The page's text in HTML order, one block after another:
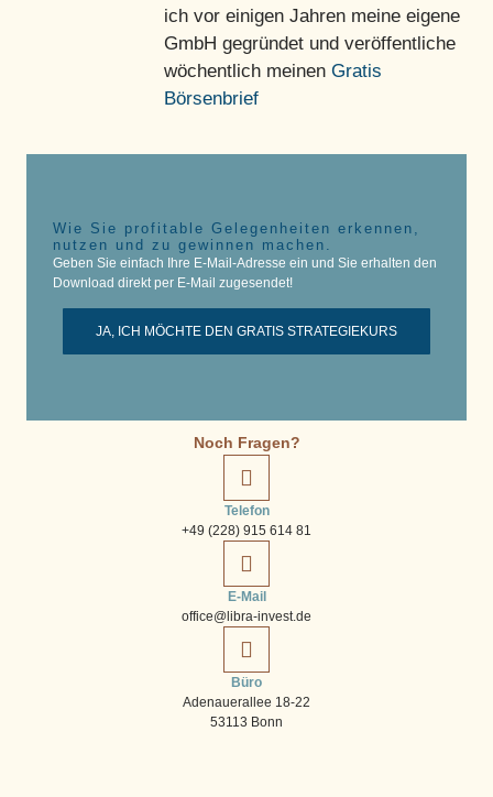
ich vor einigen Jahren meine eigene
GmbH gegründet und veröffentliche
wöchentlich meinen Gratis
Börsenbrief
Wie Sie profitable Gelegenheiten erkennen,
nutzen und zu gewinnen machen.
Geben Sie einfach Ihre E-Mail-Adresse ein und Sie erhalten den
Download direkt per E-Mail zugesendet!
JA, ICH MÖCHTE DEN GRATIS STRATEGIEKURS
Noch Fragen?
Telefon
+49 (228) 915 614 81
E-Mail
office@libra-invest.de
Büro
Adenauerallee 18-22
53113 Bonn